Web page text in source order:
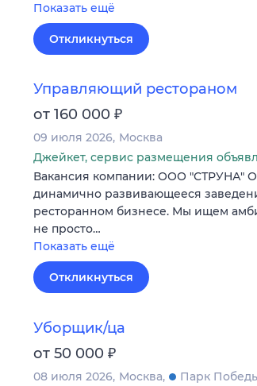
Показать ещё
Откликнуться
Управляющий рестораном
от 160 000 ₽
09 июля 2026 Москва
Джейкет, сервис размещения
Вакансия компании: ООО "СТРУНА"
динамично развивающееся
ресторанном бизнесе. Мы ищем
не просто…
Показать ещё
Откликнуться
Уборщик/ца
от 50 000 ₽
08 июля 2026 Москва
Парк